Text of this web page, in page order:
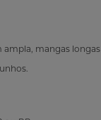
mangas longas